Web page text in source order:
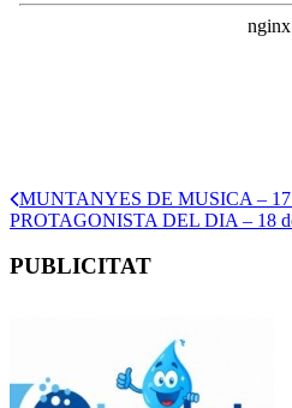
MUNTANYES DE MUSICA – 17
PROTAGONISTA DEL DIA – 18
PUBLICITAT